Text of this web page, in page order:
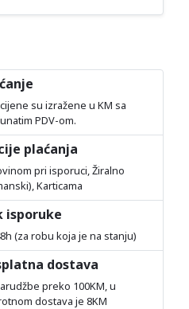
su izražene u KM sa
PDV-om.
plaćanja
pri isporuci, Žiralno
Karticama
isporuke
(za robu koja je na stanju)
dostava
preko 100KM, u
dostava je 8KM